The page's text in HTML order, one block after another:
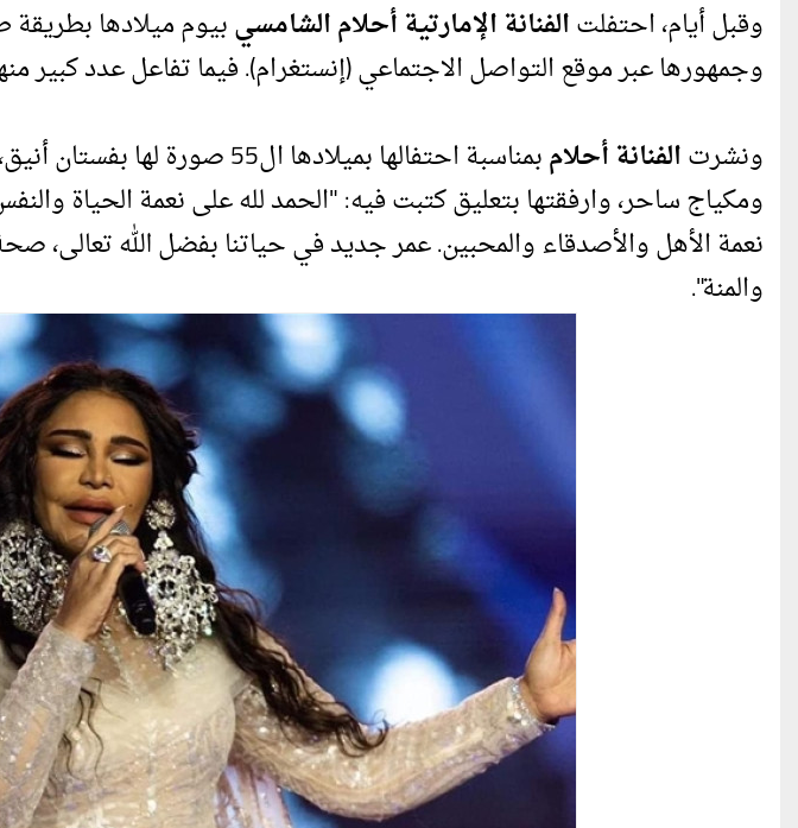
وقبل أيام، احتفلتالفنانة الإمارتية أحلام الشامسيبيوم ميلادها بطريقة
وجمهورها عبر موقع التواصل الاجتماعي (إنستغرام). فيما تفاعل عدد كبير
ونشرتالفنانة أحلام
بمناسبة احتفالها بميلادها ال55
ومكياج ساحر، وارفقتها بتعليق كتبت فيه: "الحمد لله على نعمة الحياة
نعمة الأهل والأصدقاء والمحبين. عمر جديد في حياتنا بفضل الله تعالى،
والمنة".